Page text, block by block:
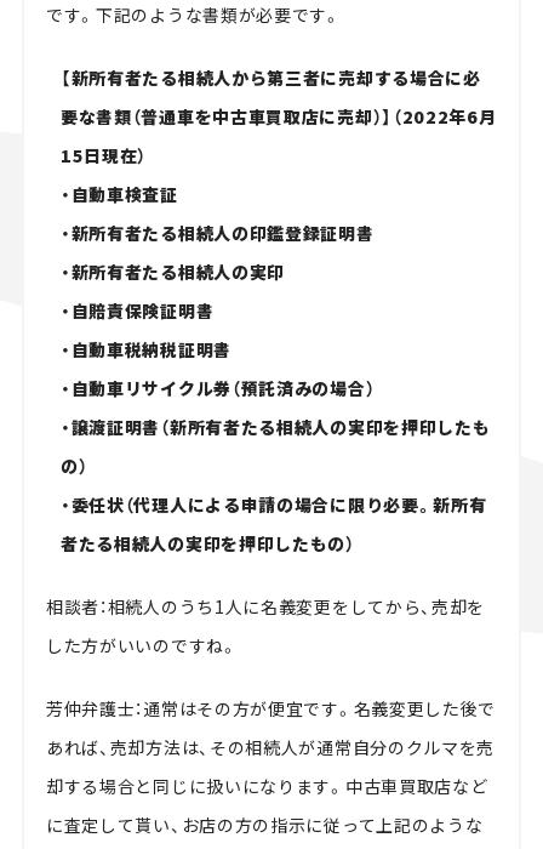
です。下記のような書類が必要です。
【新所有者たる相続人から第三者に売却する場合に必
要な書類（普通車を中古車買取店に売却）】（2022年6月
15日現在）
・自動車検査証
・新所有者たる相続人の印鑑登録証明書
・新所有者たる相続人の実印
・自賠責保険証明書
・自動車税納税証明書
・自動車リサイクル券（預託済みの場合）
・譲渡証明書（新所有者たる相続人の実印を押印したも
の）
・委任状（代理人による申請の場合に限り必要。新所有
者たる相続人の実印を押印したもの）
相談者：相続人のうち1人に名義変更をしてから、売却を
した方がいいのですね。
芳仲弁護士：通常はその方が便宜です。名義変更した後で
あれば、売却方法は、その相続人が通常自分のクルマを売
却する場合と同じに扱いになります。中古車買取店など
に査定して貰い、お店の方の指示に従って上記のような